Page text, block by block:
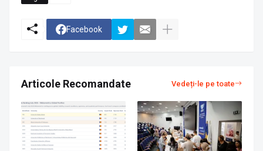
Facebook
Articole Recomandate Vedeți-le pe toate